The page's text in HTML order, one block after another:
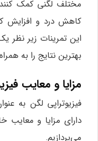
مختلف لگنی کمک
کاهش درد و افزایش
این تمرینات زیر نظر
بهترین نتایج را به
مزایا و معایب
فیزیوتراپی لگن به
دارای مزایا و
می‌پردازیم.